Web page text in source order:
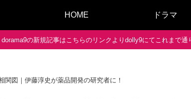
HOME ドラマ
の新規記事はこちらのリンクよりdolly9にてこれまで通
関図｜伊藤淳史が薬品開発の研究者に！